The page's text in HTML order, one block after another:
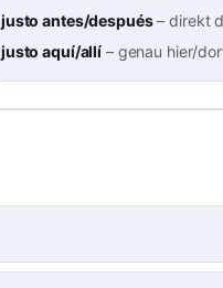
justo antes/después–direkt
justo aquí/allí – genau hier/